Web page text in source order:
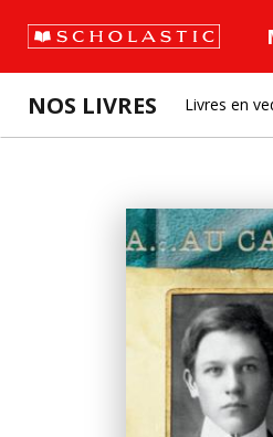
NOS LIVRES Livres en